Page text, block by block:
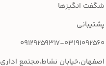
شگفت انگیزها
پشتیبانی
09129259317-03191092560
اصفهان،خیابان نشاط،مجتمع اداری